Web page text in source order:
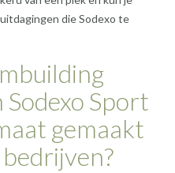
die Sodexo te
Sport
gemaakt